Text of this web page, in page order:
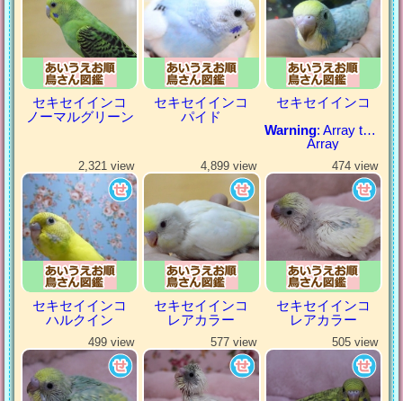
セキセイインコ
ノーマルグリーン
セキセイインコ
パイド
セキセイインコ
Warning: Array to string conversion in
Array
2,321 view
セキセイインコ
ハルクイン
4,899 view
セキセイインコ
レアカラー
474 view
セキセイインコ
レアカラー
499 view 577 view 505 view